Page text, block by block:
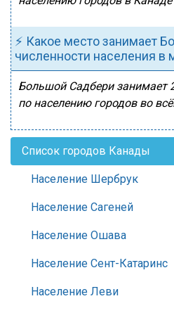
⚡ Какое место занимает
численности населения в
Большой Садбери занимает
по населению городов во
Список городов Канады
Население Шербрук
Население Сагеней
Население Ошава
Население Сент-Катаринс
Население Леви